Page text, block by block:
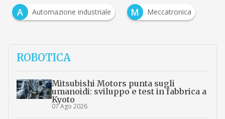
A
Automazione industriale M Meccatronica
ROBOTICA
Mitsubishi Motors punta sugli
umanoidi: sviluppo e test in fabbrica a
Kyoto
07 Ago 2026